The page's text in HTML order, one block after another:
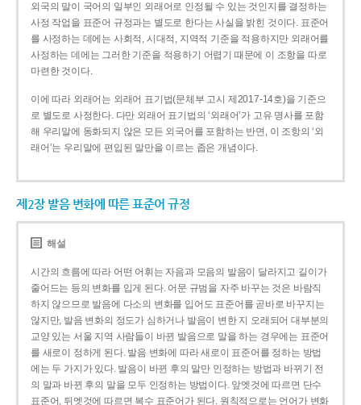
외국의 말이 국어의 일부인 외래어로 인정될 수 있는 것인지를 결정하는
사정 작업을 표준어 규정과는 별도로 한다는 사실을 밝힌 것이다. 표준어
를 사정하는 데에는 사회적, 시대적, 지역적 기준을 적용하지만 외래어를
사정하는 데에는 그러한 기준을 적용하기 어렵기 때문에 이 조항을 따로
마련한 것이다.
이에 따라 외래어는 외래어 표기법(문체부 고시 제2017-14호)을 기준으
로 별도로 사정한다. 다만 외래어 표기법의 ‘외래어’가 고유 명사를 포함
해 우리말에 동화되지 않은 모든 외국어를 포함하는 반면, 이 조항의 ‘외
래어’는 우리말에 편입된 말만을 이르는 좁은 개념이다.
제2장 발음 변화에 따른 표준어 규정
해설
시간의 흐름에 따라 어떤 어휘는 자음과 모음의 발음이 달라지고 길이가
줄어드는 등의 변화를 입게 된다. 어문 규범을 자주 바꾸는 것은 바람직
하지 않으므로 발음에 다소의 변화를 입어도 표준어를 곧바로 바꾸지는
않지만, 발음 변화의 정도가 심하거나 발음이 변한 지 오래되어 대부분의
교양 있는 서울 지역 사람들이 바뀐 발음으로 말을 하는 경우에는 표준어
를 새로이 정하게 된다. 발음 변화에 따라 새로이 표준어를 정하는 방법
에는 두 가지가 있다. 발음이 바뀐 후의 말만 인정하는 방법과 바뀌기 전
의 말과 바뀐 후의 말을 모두 인정하는 방법이다. 앞엣것에 따르면 단수
표준어, 뒤엣것에 따르면 복수 표준어가 된다. 원칙적으로는 언어가 변화